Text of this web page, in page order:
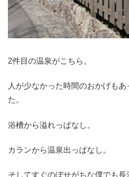
2件目の温泉がこちら。
人が少なかった時間のおかげも
た。
浴槽から溢れっぱなし。
カランから温泉出っぱなし。
そしてすぐのぼせがちな僕でも